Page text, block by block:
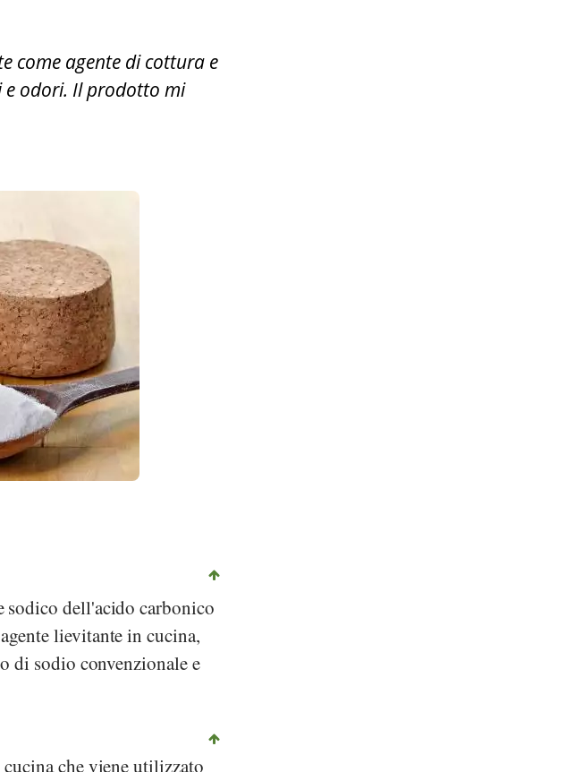
come agente di cottura e
e odori. Il prodotto mi
sodico dell'acido carbonico
lievitante in cucina,
di sodio convenzionale e
che viene utilizzato